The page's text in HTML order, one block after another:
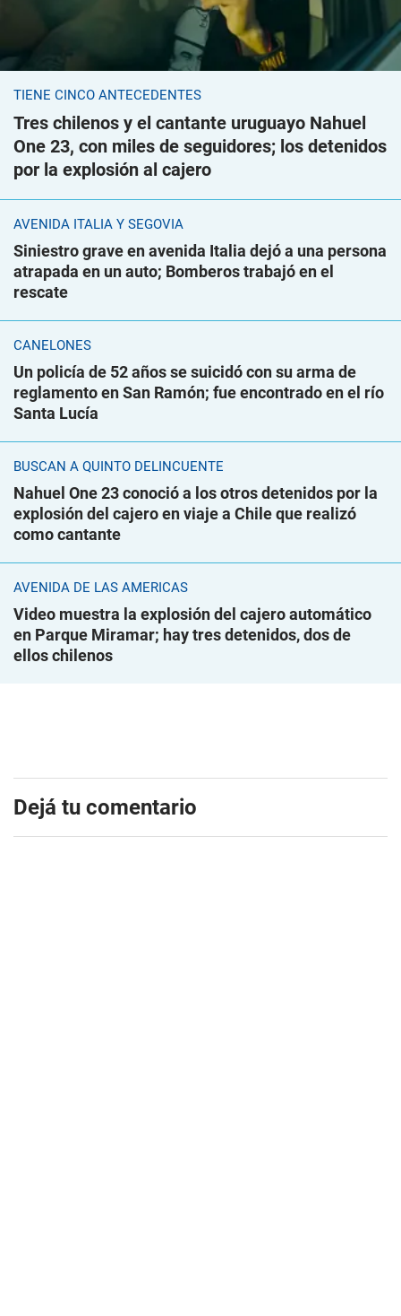
TIENE CINCO ANTECEDENTES
Tres chilenos y el cantante uruguayo Nahuel
One 23, con miles de seguidores; los detenidos
por la explosión al cajero
AVENIDA ITALIA Y SEGOVIA
Siniestro grave en avenida Italia dejó a una persona
atrapada en un auto; Bomberos trabajó en el
rescate
CANELONES
Un policía de 52 años se suicidó con su arma de
reglamento en San Ramón; fue encontrado en el río
Santa Lucía
BUSCAN A QUINTO DELINCUENTE
Nahuel One 23 conoció a los otros detenidos por la
explosión del cajero en viaje a Chile que realizó
como cantante
AVENIDA DE LAS AMÉRICAS
Video muestra la explosión del cajero automático
en Parque Miramar; hay tres detenidos, dos de
ellos chilenos
Dejá tu comentario